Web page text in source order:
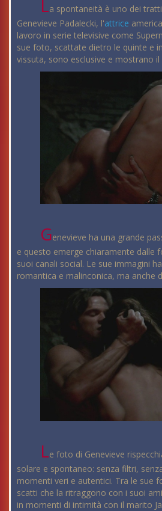
La spontaneità è uno dei
Genevieve Padalecki, l'attrice
lavoro in serie televisive come
sue foto, scattate dietro le quinte e
vissuta, sono esclusive e mostrano
Genevieve ha una grande
e questo emerge chiaramente dalle
suoi canali social. Le sue immagini
romantica e malinconica, ma anche
Le foto di Genevieve
solare e spontaneo: senza filtri,
momenti veri e autentici. Tra le sue
scatti che la ritraggono con i suoi
in momenti di intimità con il marito